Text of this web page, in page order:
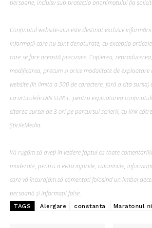
persoane, incluisv sub protecția anonimatului (la
Conținutul website-ului este destinat exclusiv
informații care nu sunt denaturate, cu excepția
care se face această precizare. Copierea,
modificarea, precum şi orice modalitate de
website (în limita a 500 de caractere, fără a cita sursa)
La articolele DIN SURSE, pentru exploatarea
citarea sursei de 3 ori pe parcursul scrierii, cu link
ȘtirileMedia.
Vă rugăm să aveți în vedere faptul că toate
moderate, pentru a evita injuriile, calomniile,
care vă încurajăm să comentați folosind un limbaj
persoană și informații false.
TAGS Alergare constanta Maratonul